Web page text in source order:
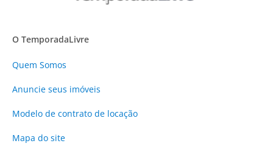
O TemporadaLivre
Quem Somos
Anuncie seus imóveis
Modelo de contrato de locação
Mapa do site